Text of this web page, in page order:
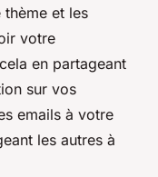
et les
votre
en partageant
sur vos
emails à votre
les autres à